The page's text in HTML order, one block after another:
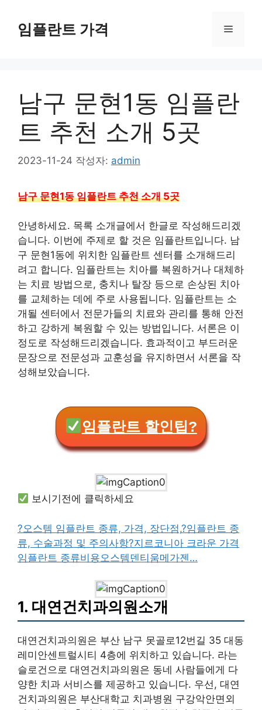
임플란트 가격 메
남구 문현1동 임플란
트 추천 소개 5곳
2023-11-24 작성자: admin
남구 문현1동 임플란트 추천 소개 5곳
안녕하세요. 목록 소개글에서 한글로 작성해드리겠
습니다. 이번에 주제로 할 것은 임플란트입니다. 남
구 문현1동에 위치한 임플란트 센터를 소개해드리
려고 합니다. 임플란트는 치아를 복원하거나 대체하
는 치료 방법으로, 충치나 탈장 등으로 손상된 치아
를 교체하는 데에 주로 사용됩니다. 임플란트는 소
개될 센터에서 전문가들의 치료와 관리를 통해 안전
하고 강하게 복원할 수 있는 방법입니다. 서론은 이
정도로 작성해드리겠습니다. 효과적이고 부드러운
문장으로 전문성과 교훈성을 유지하면서 서론을 작
성해보았습니다.
임플란트 할인팁?
보시기전에 클릭하세요
?오스템 임플란트 종류, 가격, 장단점,?임플란트 종
류, 수술과정 및 주의사항?지르코니아 크라운 가격
임플란트 종류비용오스템덴티움메가젠…
1. 대연건치과의원소개
대연건치과의원은 부산 남구 못골로12번길 35 대동
레미안센트럴시티 4층에 위치하고 있습니다. 라는
슬로건으로 대연건치과의원은 동네 사람들에게 다
양한 치과 서비스를 제공하고 있습니다. 우선, 대연
건치과의원은 부산대학교 치과병원 구강악안면외